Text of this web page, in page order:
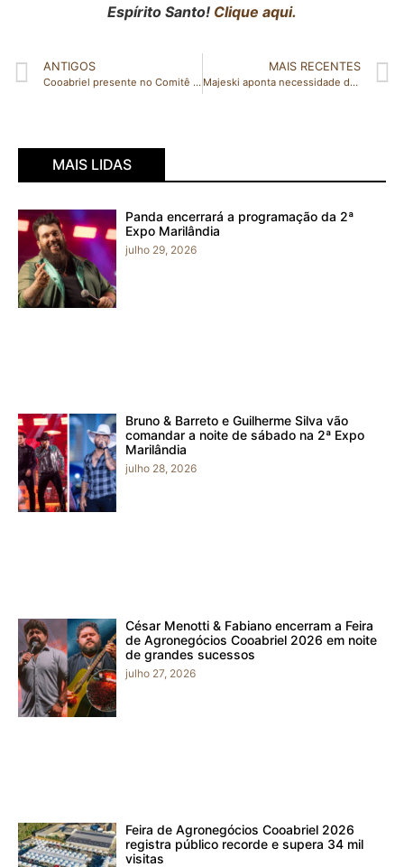
Espírito Santo! Clique aqui.
ANTIGOS
Cooabriel presente no Comitê Nacional de Mulheres do Sistema OCB
MAIS RECENTES
Majeski aponta necessidade de ampliação de segurança nas escolas
MAIS LIDAS
Panda encerrará a programação da 2ª
Expo Marilândia
julho 29, 2026
Bruno & Barreto e Guilherme Silva vão
comandar a noite de sábado na 2ª Expo
Marilândia
julho 28, 2026
César Menotti & Fabiano encerram a Feira
de Agronegócios Cooabriel 2026 em noite
de grandes sucessos
julho 27, 2026
Feira de Agronegócios Cooabriel 2026
registra público recorde e supera 34 mil
visitas